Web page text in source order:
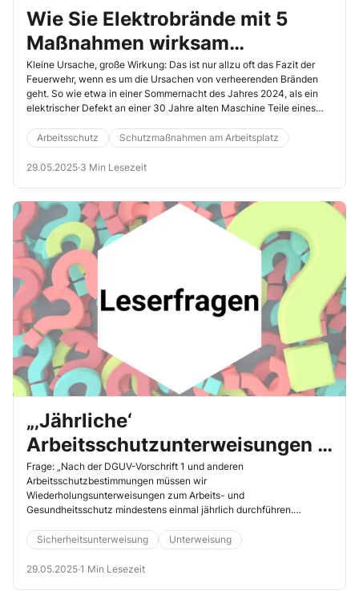
Wie Sie Elektrobrände mit 5
Maßnahmen wirksam
verhindern
Kleine Ursache, große Wirkung: Das ist nur allzu oft das Fazit der
Feuerwehr, wenn es um die Ursachen von verheerenden Bränden
geht. So wie etwa in einer Sommernacht des Jahres 2024, als ein
elektrischer Defekt an einer 30 Jahre alten Maschine Teile eines
legte. Lesen Sie hier, auf welche Schwachstellen Sie in Ihrem
Betrieb achten müssen, um Elektrobränden wirksam vorzubeugen.
Arbeitsschutz Schutzmaßnahmen am Arbeitsplatz
29.05.2025·3 Min Lesezeit
„‚Jährliche‘
Arbeitsschutzunterweisungen –
was bedeutet das genau?“
Frage: „Nach der DGUV-Vorschrift 1 und anderen
Arbeitsschutzbestimmungen müssen wir
Wiederholungsunterweisungen zum Arbeits- und
Gesundheitsschutz mindestens einmal jährlich durchführen.
die wir […]
Sicherheitsunterweisung Unterweisung
29.05.2025·1 Min Lesezeit